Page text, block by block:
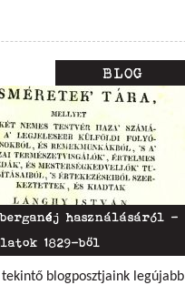
BLOG
használásáról –
1829-ből
blogposztjaink legújabb